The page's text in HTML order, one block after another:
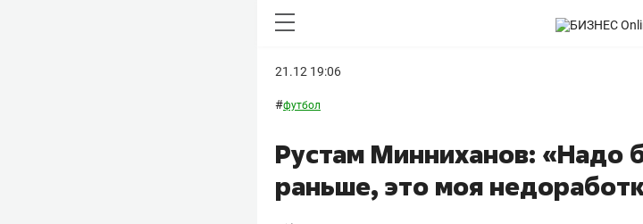
21.12 19:06
#футбол
Рустам Минниханов: «Надо
раньше, это моя